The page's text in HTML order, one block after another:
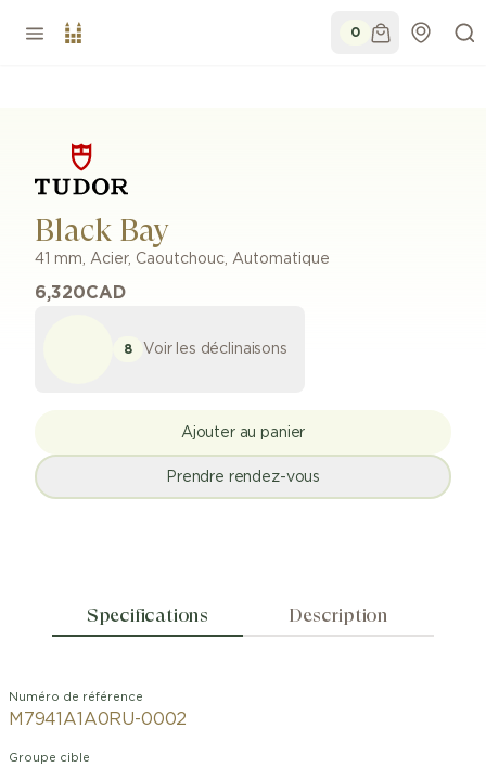
0
Black Bay
41 mm, Acier, Caoutchouc, Automatique
6,320CAD
8 Voir les déclinaisons
Ajouter au panier
Prendre rendez-vous
Specifications Description
Numéro de référence
M7941A1A0RU-0002
Groupe cible